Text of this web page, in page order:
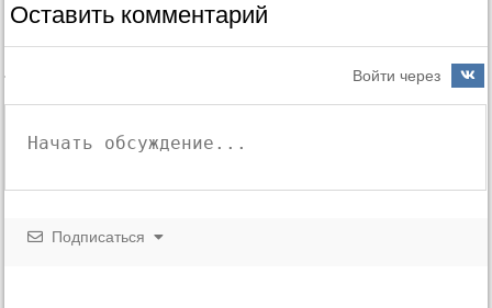
Оставить комментарий
Войти через
Подписаться